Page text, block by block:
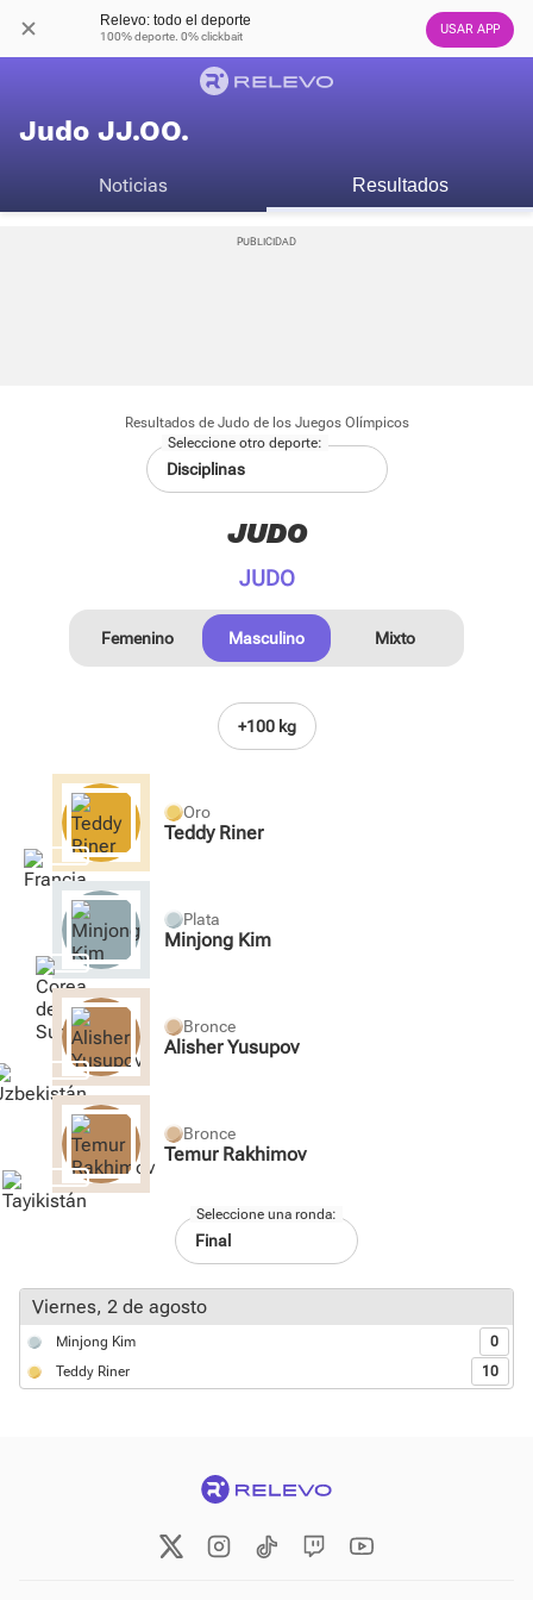
Relevo: todo el deporte
100% deporte. 0% clickbait USAR APP
Judo JJ.OO.
Noticias Resultados
Resultados de Judo de los Juegos Olímpicos
Seleccione otro deporte:
JUDO
JUDO
Femenino Masculino Mixto
Oro
Teddy Riner
Plata
Minjong Kim
Bronce
Alisher Yusupov
Bronce
Temur Rakhimov
Seleccione una ronda:
viernes, 2 de agosto
Minjong Kim
0
Teddy Riner
10